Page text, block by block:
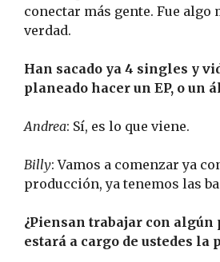
conectar más gente. Fue
verdad.
Han sacado ya 4 singles y
planeado hacer un EP, o un
Andrea: Sí, es lo que viene.
Billy: Vamos a comenzar ya
producción, ya tenemos las
¿Piensan trabajar con algún
estará a cargo de ustedes la